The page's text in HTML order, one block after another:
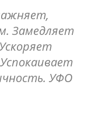
Замедляет
УФО